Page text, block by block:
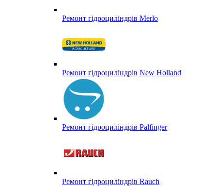
Ремонт гідроциліндрів Merlo
Ремонт гідроциліндрів New Holland
Ремонт гідроциліндрів Palfinger
Ремонт гідроциліндрів Rauch